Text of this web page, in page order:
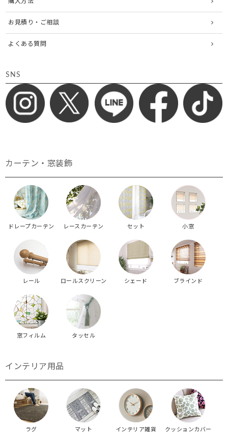
お見積り・ご相談
よくある質問
SNS
カーテン・窓装飾
ドレープカーテン レースカーテン セット 小窓
レール ロールスクリーン シェード ブラインド
窓フィルム タッセル
インテリア用品
ラグ マット インテリア雑貨 クッションカバー